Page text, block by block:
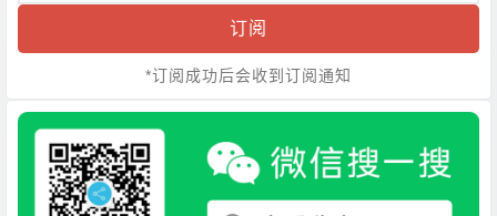
订阅
*订阅成功后会收到订阅通知